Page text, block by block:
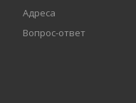
Адреса
Вопрос-ответ